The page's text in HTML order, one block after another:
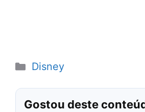
Categorias
Disney
Gostou deste